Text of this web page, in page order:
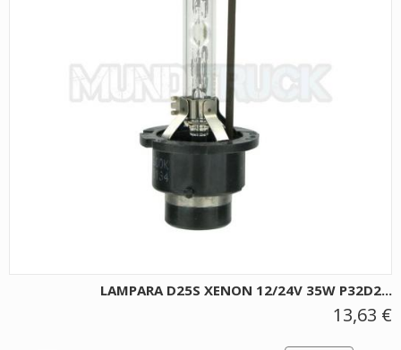
LAMPARA D25S XENON 12/24V 35W P32D2...
13,63 €